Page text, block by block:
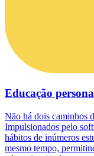
Educação
Não há dois caminhos
Impulsionados pelo
hábitos de inúmeros
mesmo tempo,